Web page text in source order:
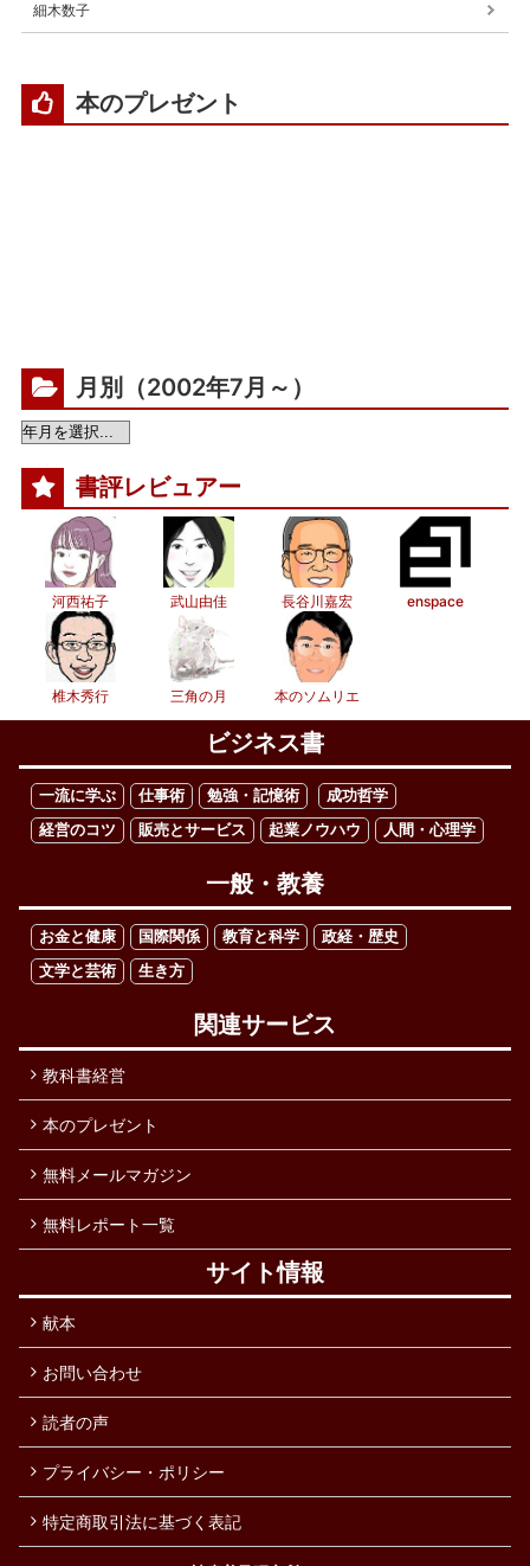
細木数子
本のプレゼント
月別（2002年7月～）
書評レビュアー
河西祐子 武山由佳 長谷川嘉宏 enspace
椎木秀行 三角の月 本のソムリエ
ビジネス書
一流に学ぶ 仕事術 勉強・記憶術
成功哲学
経営のコツ
販売とサービス 起業ノウハウ 人間・心理学
一般・教養
お金と健康 国際関係 教育と科学
政経・歴史
文学と芸術
生き方
関連サービス
教科書経営
本のプレゼント
無料メールマガジン
無料レポート一覧
サイト情報
献本
お問い合わせ
読者の声
プライバシー・ポリシー
特定商取引法に基づく表記